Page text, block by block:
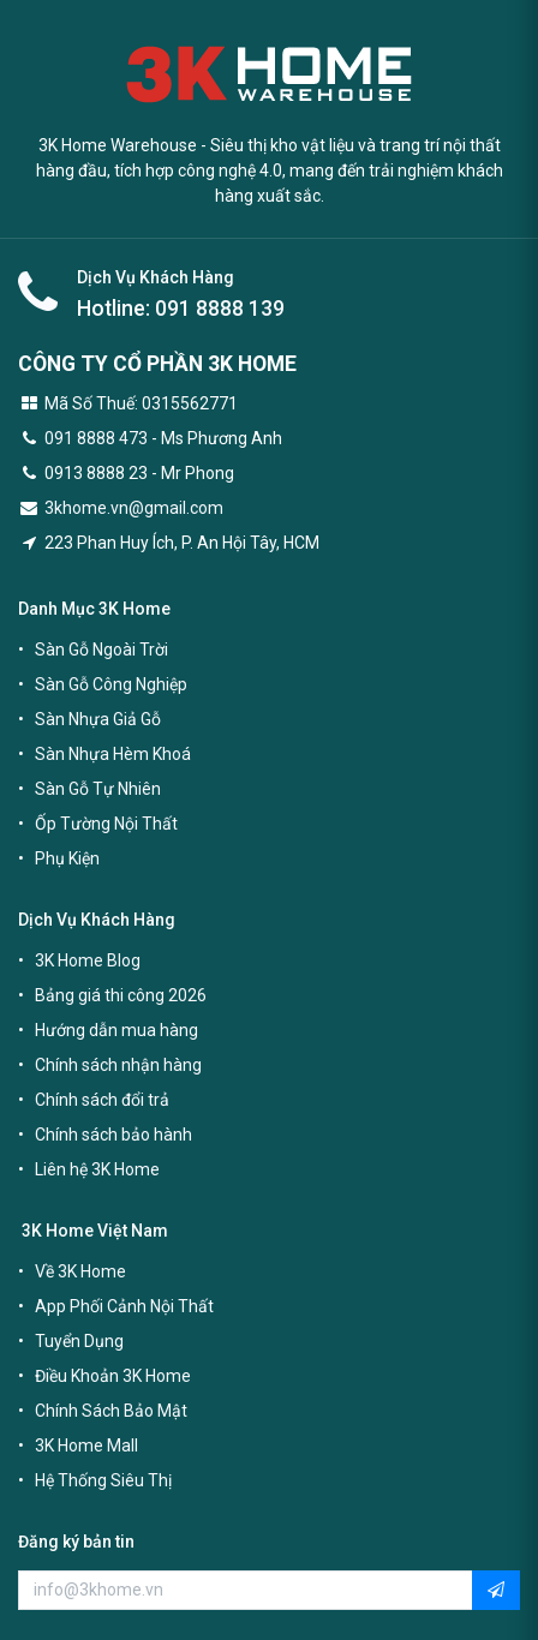
3K Home Warehouse - Siêu thị kho vật liệu và trang trí nội thất
hàng đầu, tích hợp công nghệ 4.0, mang đến trải nghiệm khách
hàng xuất sắc.
Dịch Vụ Khách Hàng
Hotline: 091 8888 139
CÔNG TY CỔ PHẦN 3K HOME
Mã Số Thuế: 0315562771
091 8888 473 - Ms Phương Anh
0913 8888 23 - Mr Phong
3khome.vn@gmail.com
223 Phan Huy Ích, P. An Hội Tây, HCM
Danh Mục 3K Home
Sàn Gỗ Ngoài Trời
Sàn Gỗ Công Nghiệp
Sàn Nhựa Giả Gỗ
Sàn Nhựa Hèm Khoá
Sàn Gỗ Tự Nhiên
Ốp Tường Nội Thất
Phụ Kiện
Dịch Vụ Khách Hàng
3K Home Blog
Bảng giá thi công 2026
Hướng dẫn mua hàng
Chính sách nhận hàng
Chính sách đổi trả
Chính sách bảo hành
Liên hệ 3K Home
3K Home Việt Nam
Về 3K Home
App Phối Cảnh Nội Thất
Tuyển Dụng
Điều Khoản 3K Home
Chính Sách Bảo Mật
3K Home Mall
Hệ Thống Siêu Thị
Đăng ký bản tin